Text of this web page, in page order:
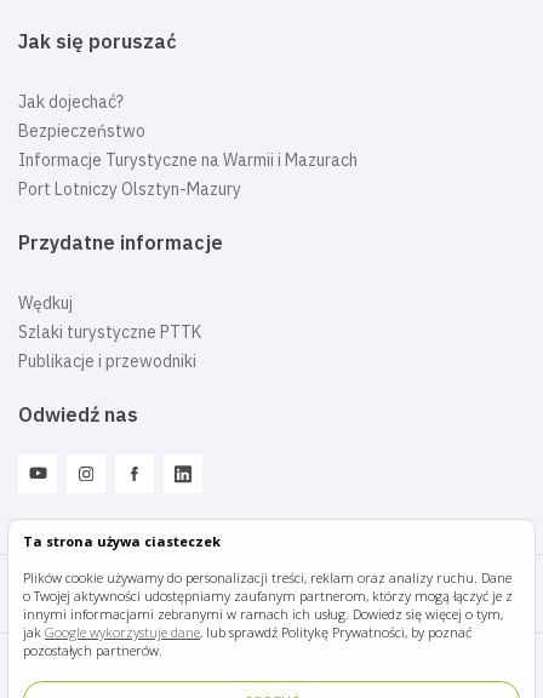
Ta strona używa ciasteczek
Plików cookie używamy do personalizacji treści, reklam oraz analizy ruchu. Dane
o Twojej aktywności udostępniamy zaufanym partnerom, którzy mogą łączyć je z
innymi informacjami zebranymi w ramach ich usług. Dowiedz się więcej o tym,
jak Google wykorzystuje dane, lub sprawdź Politykę Prywatności, by poznać
pozostałych partnerów.
Jak się poruszać
Jak dojechać?
Bezpieczeństwo
Informacje Turystyczne na Warmii i Mazurach
Port Lotniczy Olsztyn-Mazury
Przydatne informacje
Wędkuj
Szlaki turystyczne PTTK
Publikacje i przewodniki
Odwiedź nas
Mazury Travel © 2026
Polityka prywatności